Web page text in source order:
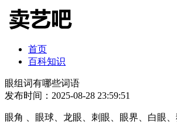
首页
百科知识
眼组词有哪些词语
发布时间：2025-08-28 23:59:51
眼角 、眼球、龙眼、刺眼、眼界、白眼